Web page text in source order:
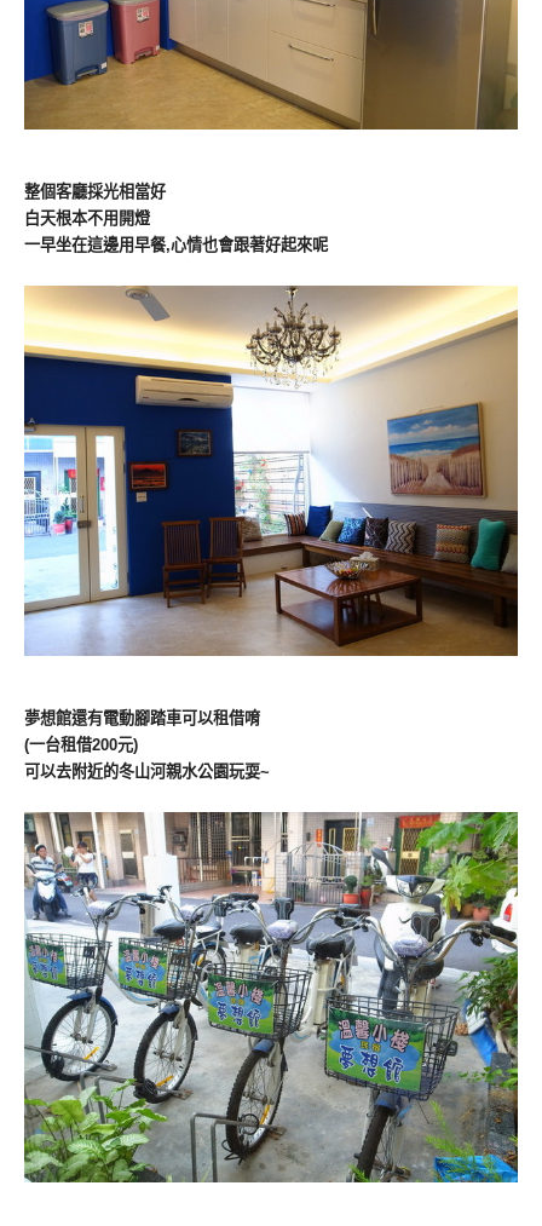
整個客廳採光相當好
白天根本不用開燈
一早坐在這邊用早餐,心情也會跟著好起來呢
夢想館還有電動腳踏車可以租借唷
(一台租借200元)
可以去附近的冬山河親水公園玩耍~